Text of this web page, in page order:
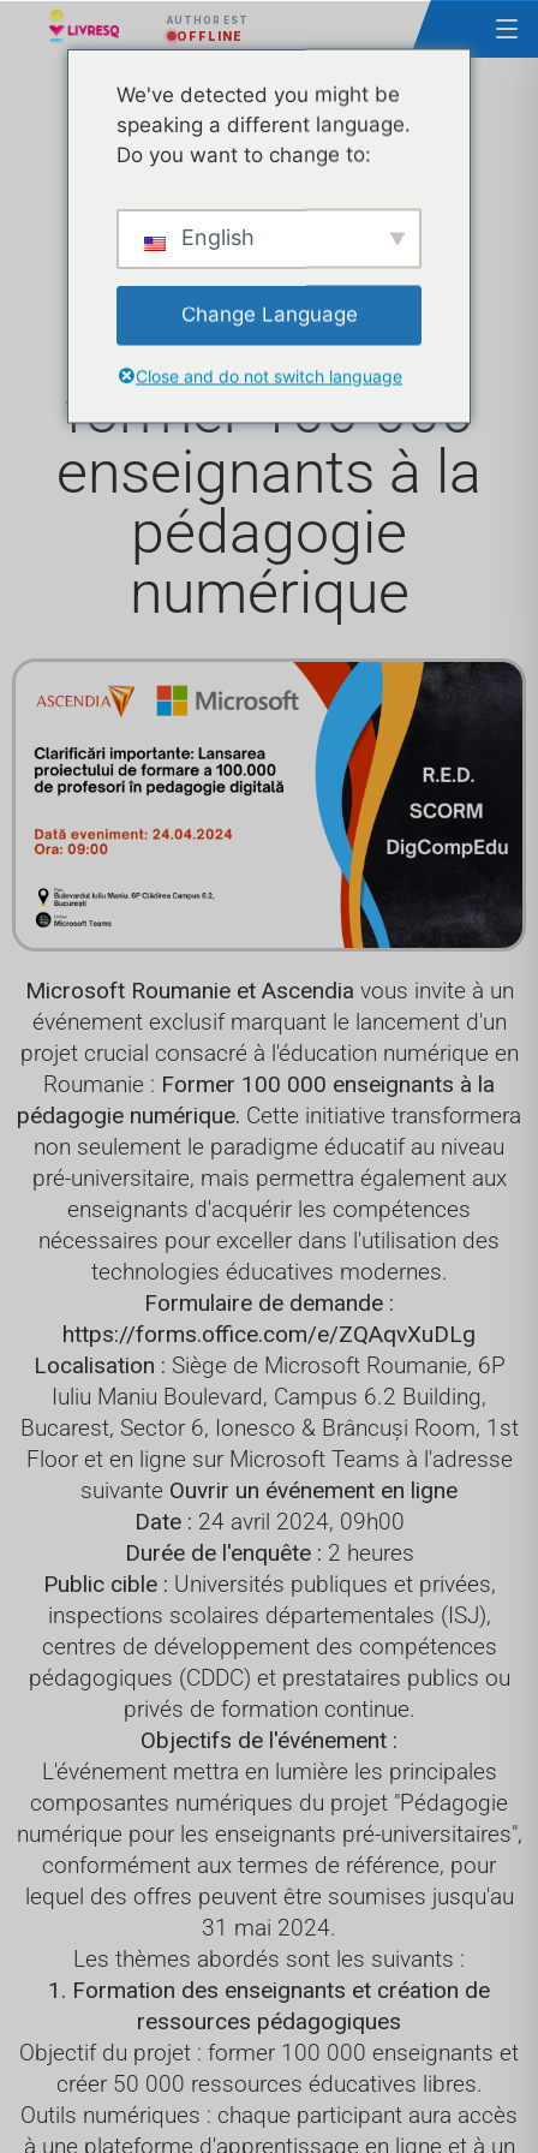
AUTHOR EST
OFFLINE
Précisions
importantes :
lancement d'un
projet visant à
former 100 000
enseignants à la
pédagogie
numérique
Microsoft Roumanie et Ascendia vous invite à un
événement exclusif marquant le lancement d'un
projet crucial consacré à l'éducation numérique en
Roumanie : Former 100 000 enseignants à la
pédagogie numérique. Cette initiative transformera
non seulement le paradigme éducatif au niveau
pré-universitaire, mais permettra également aux
enseignants d'acquérir les compétences
nécessaires pour exceller dans l'utilisation des
technologies éducatives modernes.
Formulaire de demande :
https://forms.office.com/e/ZQAqvXuDLg
Localisation : Siège de Microsoft Roumanie, 6P
Iuliu Maniu Boulevard, Campus 6.2 Building,
Bucarest, Sector 6, Ionesco & Brâncuși Room, 1st
Floor et en ligne sur Microsoft Teams à l'adresse
suivante Ouvrir un événement en ligne
Date : 24 avril 2024, 09h00
Durée de l'enquête : 2 heures
Public cible : Universités publiques et privées,
inspections scolaires départementales (ISJ),
centres de développement des compétences
pédagogiques (CDDC) et prestataires publics ou
privés de formation continue.
Objectifs de l'événement :
L'événement mettra en lumière les principales
composantes numériques du projet "Pédagogie
numérique pour les enseignants pré-universitaires",
conformément aux termes de référence, pour
lequel des offres peuvent être soumises jusqu'au
31 mai 2024.
Les thèmes abordés sont les suivants :
1. Formation des enseignants et création de
ressources pédagogiques
Objectif du projet : former 100 000 enseignants et
créer 50 000 ressources éducatives libres.
Outils numériques : chaque participant aura accès
à une plateforme d'apprentissage en ligne et à un
We've detected you might be
speaking a different language.
Do you want to change to:
English
Change Language
Close and do not switch language